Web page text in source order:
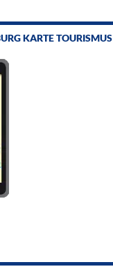
KARTE TOURISMUS